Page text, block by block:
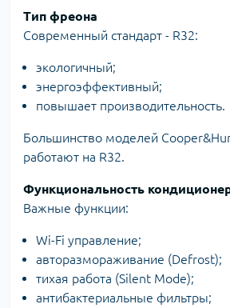
Тип фреона
Современный стандарт - R32:
экологичный;
энергоэффективный;
повышает производительность.
Большинство моделей
работают на R32.
Функциональность
Важные функции:
Wi-Fi управление;
авторазмораживание (Defrost);
тихая работа (Silent Mode);
антибактериальные фильтры;